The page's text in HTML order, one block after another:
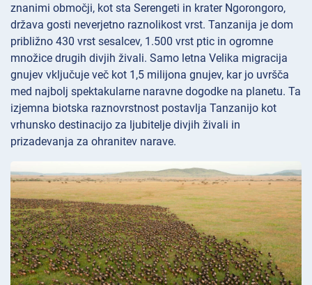
znanimi območji, kot sta Serengeti in krater Ngorongoro,
država gosti neverjetno raznolikost vrst. Tanzanija je dom
približno 430 vrst sesalcev, 1.500 vrst ptic in ogromne
množice drugih divjih živali. Samo letna Velika migracija
gnujev vključuje več kot 1,5 milijona gnujev, kar jo uvršča
med najbolj spektakularne naravne dogodke na planetu. Ta
izjemna biotska raznovrstnost postavlja Tanzanijo kot
vrhunsko destinacijo za ljubitelje divjih živali in
prizadevanja za ohranitev narave.